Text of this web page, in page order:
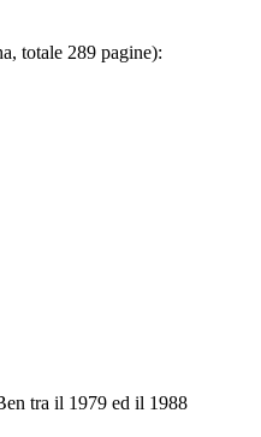
totale 289 pagine):
tra il 1979 ed il 1988